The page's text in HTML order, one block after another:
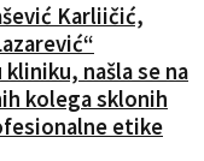
Karliičić,
našla se na
kolega sklonih
etike